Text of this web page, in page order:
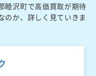
睦沢町で高価買取が期待
のか、詳しく見ていきま